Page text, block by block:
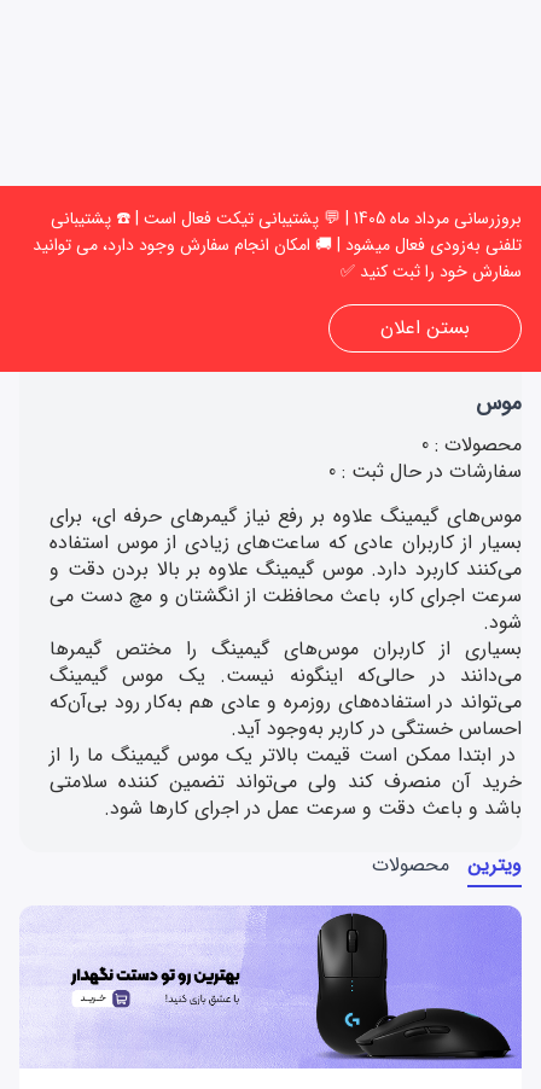
بروزرسانی مرداد ماه 1405 | 💬 پشتیبانی تیکت فعال است | ☎️ پشتیبانی
تلفنی به‌زودی فعال میشود | 🚚 امکان انجام سفارش وجود دارد، می توانید
سفارش خود را ثبت کنید ✅
بستن اعلان
موس
محصولات : 0
سفارشات در حال ثبت : 0
موس‌های گیمینگ علاوه بر رفع نیاز گیمرهای حرفه ای، برای
بسیار از کاربران عادی که ساعت‌های زیادی از موس استفاده
می‌کنند کاربرد دارد. موس گیمینگ علاوه بر بالا بردن دقت و
سرعت اجرای کار، باعث محافظت از انگشتان و مچ دست می
شود.
بسیاری از کاربران موس‌های گیمینگ را مختص گیمرها
می‌دانند در حالی‌که اینگونه نیست. یک موس گیمینگ
می‌تواند در استفاده‌های روزمره و عادی هم به‌کار رود بی‌آن‌که
احساس خستگی در کاربر به‌وجود آید.
در ابتدا ممکن است قیمت بالاتر یک موس گیمینگ ما را از
خرید آن منصرف کند ولی می‌تواند تضمین کننده سلامتی
باشد و باعث دقت و سرعت عمل در اجرای کارها شود.
ویترین
محصولات